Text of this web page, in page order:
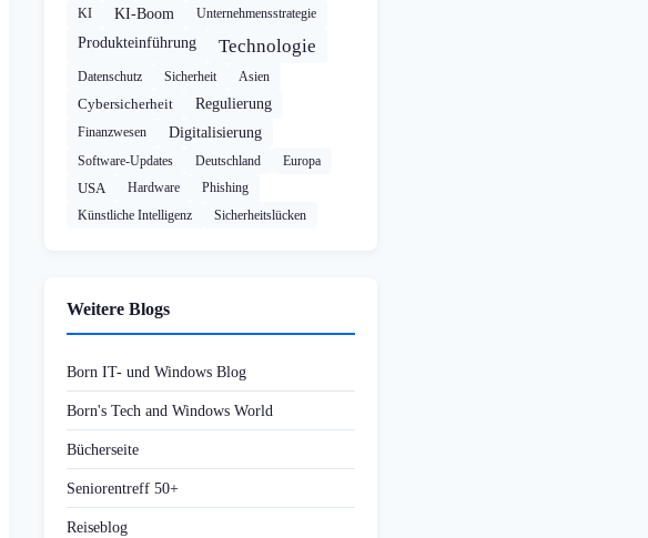
KI KI-Boom Unternehmensstrategie
Produkteinführung Technologie
Datenschutz Sicherheit Asien
Cybersicherheit Regulierung
Finanzwesen Digitalisierung
Software-Updates Deutschland Europa
USA Hardware
Phishing
Künstliche Intelligenz
Sicherheitslücken
Weitere Blogs
Born IT- und Windows Blog
Born's Tech and Windows World
Bücherseite
Seniorentreff 50+
Reiseblog